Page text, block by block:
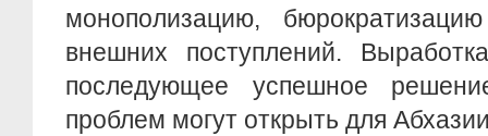
монополизацию,
внешних поступлений.
последующее успешное
проблем могут открыть для